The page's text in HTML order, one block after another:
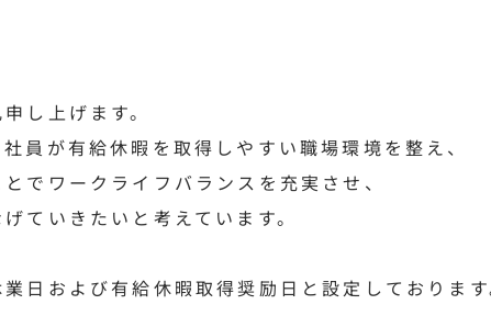
し上げます。
員が有給休暇を取得しやすい職場環境を整え、
でワークライフバランスを充実させ、
ていきたいと考えています。
日および有給休暇取得奨励日と設定しておりま